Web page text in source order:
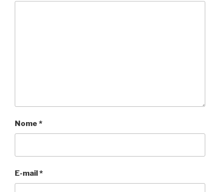
Nome *
E-mail *